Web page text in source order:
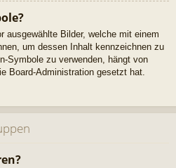
ausgewählte Bilder, welche mit einem
um dessen Inhalt kennzeichnen zu
Symbole zu verwenden, hängt von
Board-Administration gesetzt hat.